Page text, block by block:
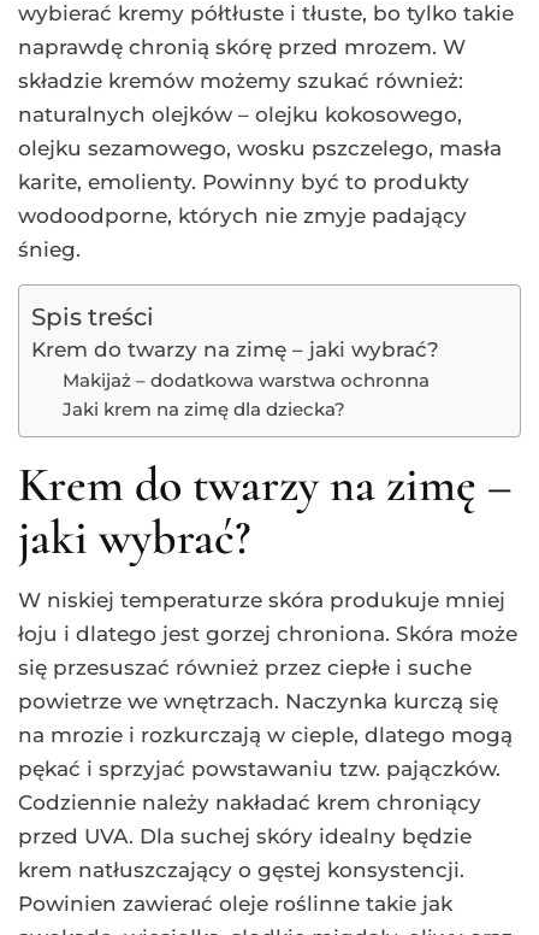
wybierać kremy półtłuste i tłuste, bo tylko takie
naprawdę chronią skórę przed mrozem. W
składzie kremów możemy szukać również:
naturalnych olejków – olejku kokosowego,
olejku sezamowego, wosku pszczelego, masła
karite, emolienty. Powinny być to produkty
wodoodporne, których nie zmyje padający
śnieg.
Spis treści
Krem do twarzy na zimę – jaki wybrać?
Makijaż – dodatkowa warstwa ochronna
Jaki krem na zimę dla dziecka?
Krem do twarzy na zimę –
jaki wybrać?
W niskiej temperaturze skóra produkuje mniej
łoju i dlatego jest gorzej chroniona. Skóra może
się przesuszać również przez ciepłe i suche
powietrze we wnętrzach. Naczynka kurczą się
na mrozie i rozkurczają w cieple, dlatego mogą
pękać i sprzyjać powstawaniu tzw. pajączków.
Codziennie należy nakładać krem chroniący
przed UVA. Dla suchej skóry idealny będzie
krem natłuszczający o gęstej konsystencji.
Powinien zawierać oleje roślinne takie jak